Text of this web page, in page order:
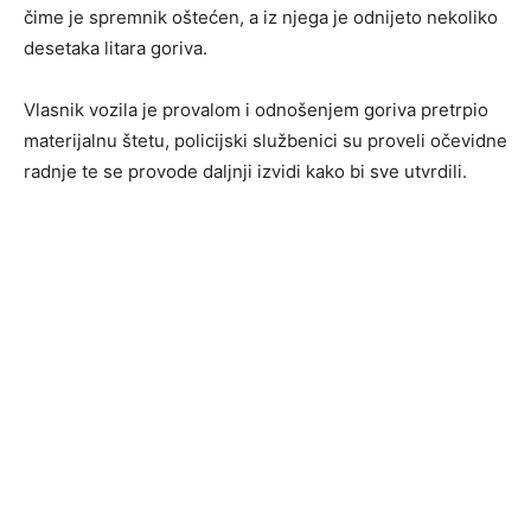
čime je spremnik oštećen, a iz njega je odnijeto nekoliko
desetaka litara goriva.
Vlasnik vozila je provalom i odnošenjem goriva pretrpio
materijalnu štetu, policijski službenici su proveli očevidne
radnje te se provode daljnji izvidi kako bi sve utvrdili.